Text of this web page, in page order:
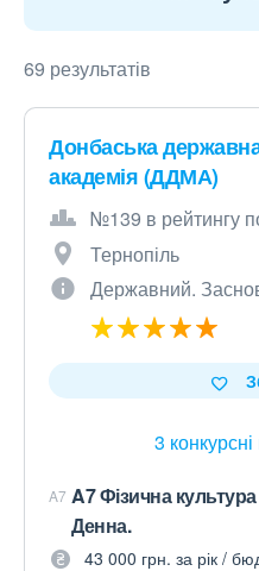
69 результатів
Донбаська
академія (ДДМА)
№139 в рейтингу
Тернопіль
Державний.
3
A7 A7 Фізична
Денна.
43 000 грн. за рік /